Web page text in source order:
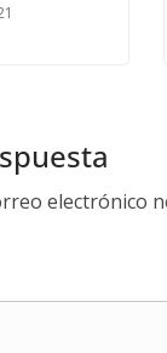
electrónico